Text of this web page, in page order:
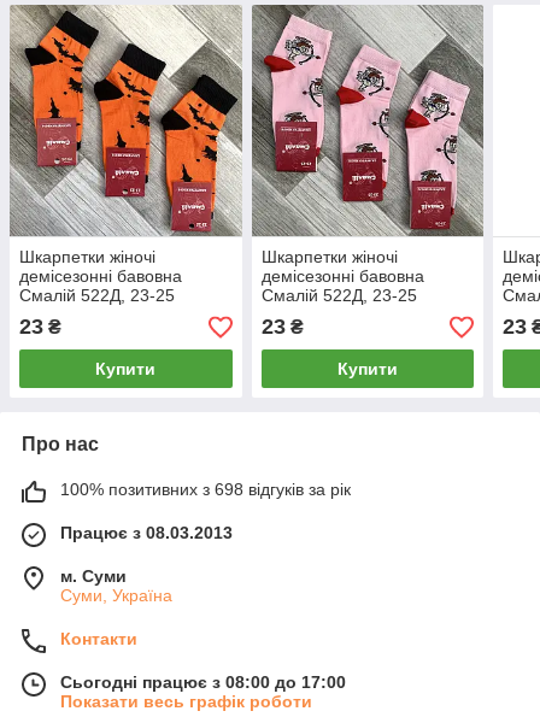
Шкарпетки жіночі
демісезонні бавовна
Смалій 522Д, 23-25
розмір, 14028
23 ₴
Купити
Шкарпетки жіночі
демісезонні бавовна
Смалій 522Д, 23-25
розмір, 14027
23₴
Купити
23
Про нас
100% позитивних з 698 відгуків за рік
Працює з 08.03.2013
м. Суми
Суми, Україна
Контакти
Сьогодні працює з 08:00 до 17:00
Показати весь графік роботи